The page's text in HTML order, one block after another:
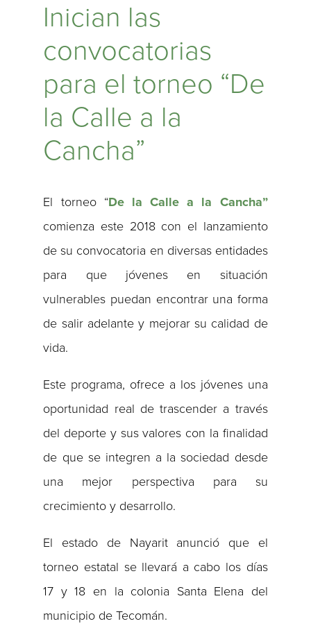
Inician las
convocatorias
para el torneo “De
la Calle a la
Cancha”
El torneo “De la Calle a la Cancha”
comienza este 2018 con el lanzamiento
de su convocatoria en diversas entidades
para que jóvenes en situación
vulnerables puedan encontrar una forma
de salir adelante y mejorar su calidad de
vida.
Este programa, ofrece a los jóvenes una
oportunidad real de trascender a través
del deporte y sus valores con la finalidad
de que se integren a la sociedad desde
una mejor perspectiva para su
crecimiento y desarrollo.
El estado de Nayarit anunció que el
torneo estatal se llevará a cabo los días
17 y 18 en la colonia Santa Elena del
municipio de Tecomán.